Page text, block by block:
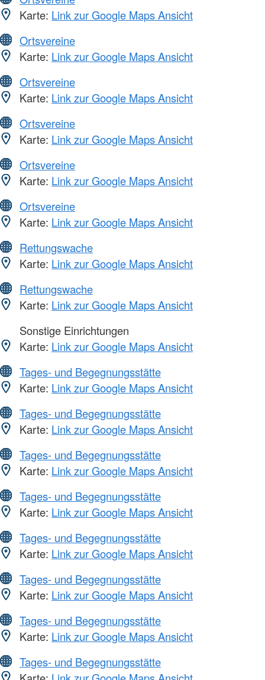
Karte: Link zur Google Maps Ansicht
Ortsvereine
Karte: Link zur Google Maps Ansicht
Ortsvereine
Karte: Link zur Google Maps Ansicht
Ortsvereine
Karte: Link zur Google Maps Ansicht
Ortsvereine
Karte: Link zur Google Maps Ansicht
Ortsvereine
Karte: Link zur Google Maps Ansicht
Rettungswache
Karte: Link zur Google Maps Ansicht
Rettungswache
Karte: Link zur Google Maps Ansicht
Sonstige Einrichtungen
Karte: Link zur Google Maps Ansicht
Tages- und Begegnungsstätte
Karte: Link zur Google Maps Ansicht
Tages- und Begegnungsstätte
Karte: Link zur Google Maps Ansicht
Tages- und Begegnungsstätte
Karte: Link zur Google Maps Ansicht
Tages- und Begegnungsstätte
Karte: Link zur Google Maps Ansicht
Tages- und Begegnungsstätte
Karte: Link zur Google Maps Ansicht
Tages- und Begegnungsstätte
Karte: Link zur Google Maps Ansicht
Tages- und Begegnungsstätte
Karte: Link zur Google Maps Ansicht
Tages- und Begegnungsstätte